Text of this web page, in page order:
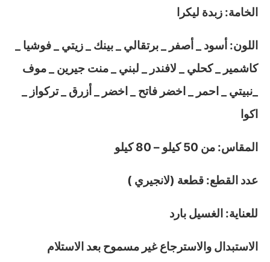
الخامة: زبدة ليكرا
اللون: أسود _ أصفر _ برتقالي _ بينك _ زيتي _ فوشيا _
كاشمير _ كحلي _ لافندر _ لبني _ منت جيرين _ موف
_نبيتي _ احمر _ اخضر فاتح _ اخضر _ أزرق _ تركواز _
اكوا
المقاس: من 50 كيلو – 80 كيلو
عدد القطع: قطعة (لانجيري )
للعناية: الغسيل بارد
الاستبدال والاسترجاع غير مسموح بعد الاستلام